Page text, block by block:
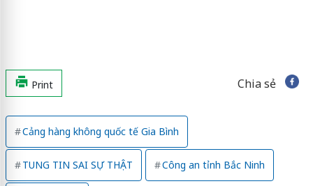
Print Chia sẻ
Cảng hàng không quốc tế Gia Bình
TUNG TIN SAI SỰ THẬT Công an tỉnh Bắc Ninh